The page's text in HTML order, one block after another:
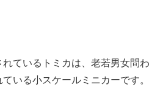
ているトミカは、老若男女問わ
いる小スケールミニカーです。